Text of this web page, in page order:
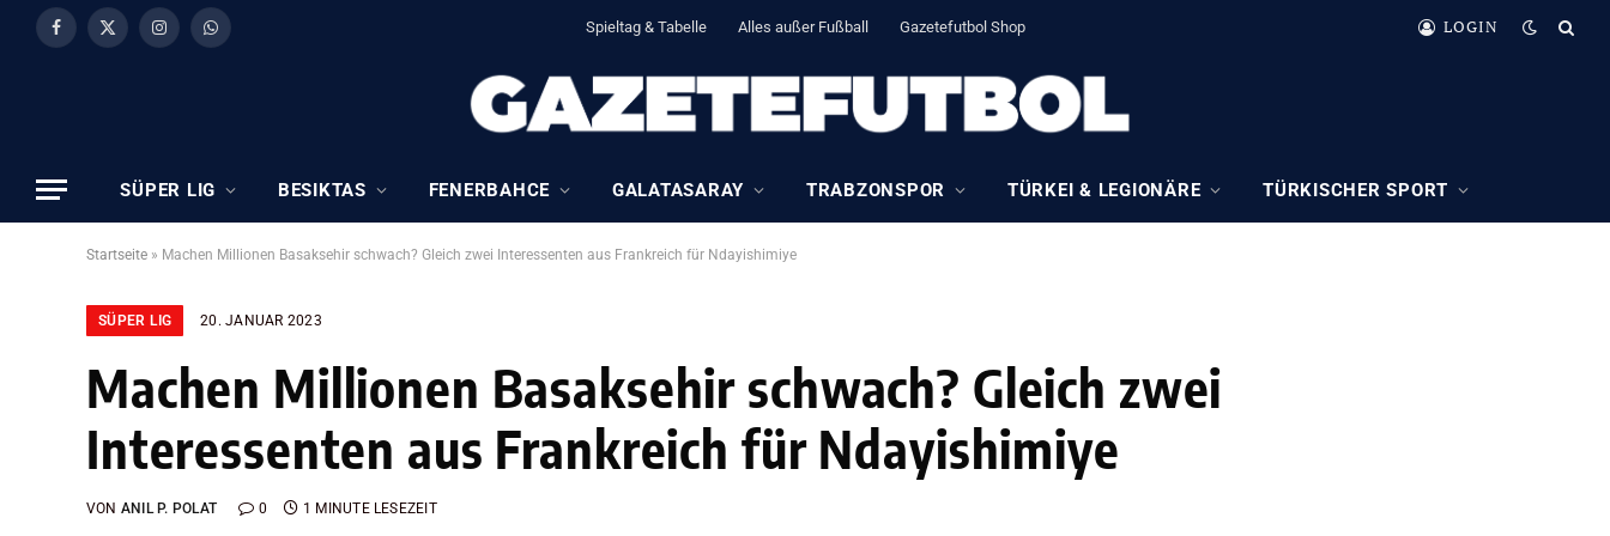
Facebook
X
InstagramWhatsApp Spieltag & Tabelle Alles außer Fußball Gazetefutbol Shop LOGIN
SÜPER LIG BESIKTAS FENERBAHCE GALATASARAY TRABZONSPOR TÜRKEI & LEGIONÄRE TÜRKISCHER SPORT
Startseite » Machen Millionen Basaksehir schwach? Gleich zwei Interessenten aus Frankreich für Ndayishimiye
SÜPER LIG 20. JANUAR 2023
Machen Millionen Basaksehir schwach? Gleich zwei
Interessenten aus Frankreich für Ndayishimiye
VON ANIL P. POLAT 0 1 MINUTE LESEZEIT